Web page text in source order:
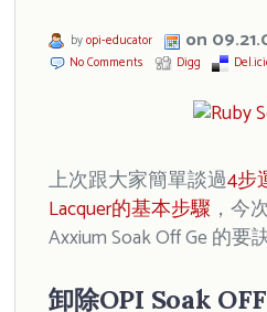
byopi-educator on
No Comments
Digg
上次跟大家簡單談過4步
Lacquer的基本步驟 ，今
Axxium Soak Off Ge 的要訣
卸除OPI Soak